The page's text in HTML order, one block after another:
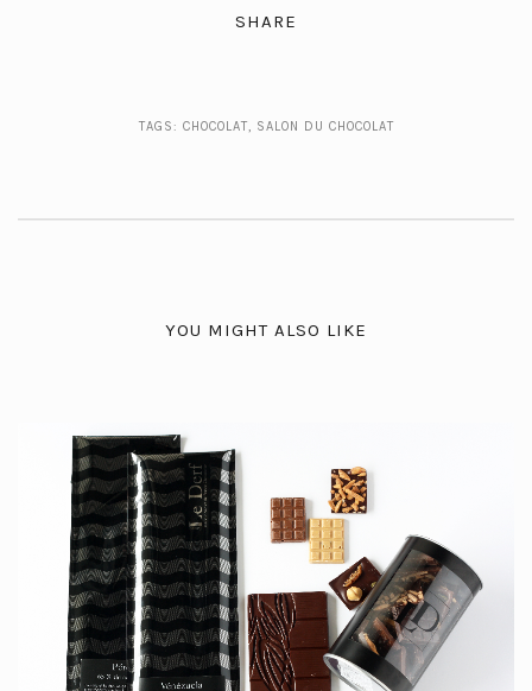
SHARE
TAGS: CHOCOLAT, SALON DU CHOCOLAT
YOU MIGHT ALSO LIKE